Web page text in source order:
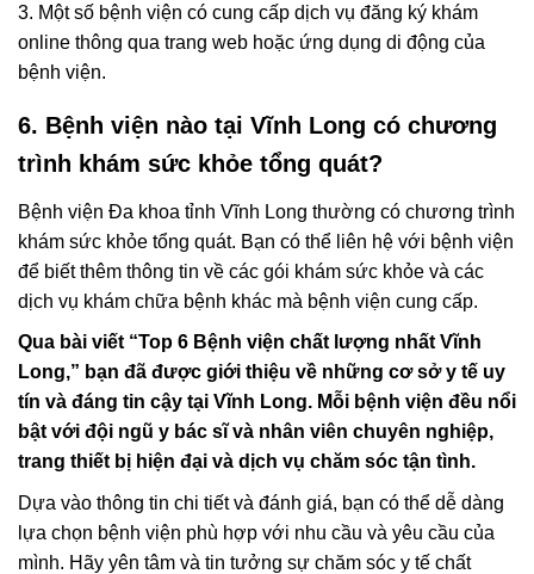
3. Một số bệnh viện có cung cấp dịch vụ đăng ký khám
online thông qua trang web hoặc ứng dụng di động của
bệnh viện.
6. Bệnh viện nào tại Vĩnh Long có chương
trình khám sức khỏe tổng quát?
Bệnh viện Đa khoa tỉnh Vĩnh Long thường có chương trình
khám sức khỏe tổng quát. Bạn có thể liên hệ với bệnh viện
để biết thêm thông tin về các gói khám sức khỏe và các
dịch vụ khám chữa bệnh khác mà bệnh viện cung cấp.
Qua bài viết “Top 6 Bệnh viện chất lượng nhất Vĩnh
Long,” bạn đã được giới thiệu về những cơ sở y tế uy
tín và đáng tin cậy tại Vĩnh Long. Mỗi bệnh viện đều nổi
bật với đội ngũ y bác sĩ và nhân viên chuyên nghiệp,
trang thiết bị hiện đại và dịch vụ chăm sóc tận tình.
Dựa vào thông tin chi tiết và đánh giá, bạn có thể dễ dàng
lựa chọn bệnh viện phù hợp với nhu cầu và yêu cầu của
mình. Hãy yên tâm và tin tưởng sự chăm sóc y tế chất